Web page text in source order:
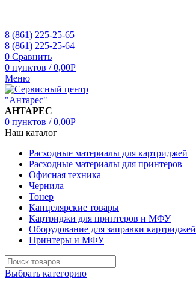
8 (861) 225-25-65
8 (861) 225-25-64
0 Сравнить
0 пунктов / 0,00Р
Меню
АНТАРЕС
0 пунктов / 0,00Р
Наш каталог
Расходные материалы для картриджей
Расходные материалы для принтеров
Офисная техника
Чернила
Тонер
Канцелярские товары
Картриджи для принтеров и МФУ
Оборудование для заправки картриджей
Принтеры и МФУ
Выбрать категорию